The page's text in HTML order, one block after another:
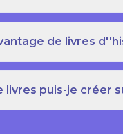
de livres
livres puis-je créer